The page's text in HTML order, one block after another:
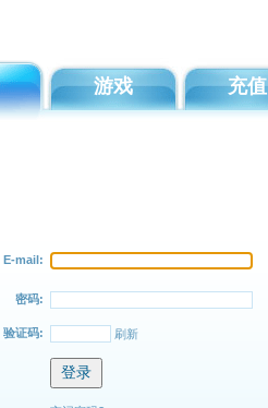
游戏 充值
E-mail:
密码:
验证码: 刷新